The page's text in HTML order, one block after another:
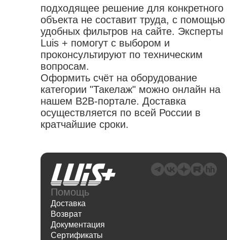
подходящее решение для конкретного
объекта не составит труда, с помощью
удобных фильтров на сайте. Эксперты
Luis + помогут с выбором и
проконсультируют по техническим
вопросам.
Оформить счёт на оборудование
категории "Такелаж" можно онлайн на
нашем B2B-портале. Доставка
осуществляется по всей России в
кратчайшие сроки.
Помощь
Доставка
Возврат
Документация
Сертификаты